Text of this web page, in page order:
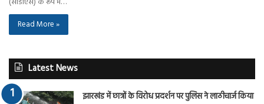
Read More »
Latest News
झारखंड में छात्रों के विरोध प्रदर्शन पर पुलिस ने लाठीचार्ज किया